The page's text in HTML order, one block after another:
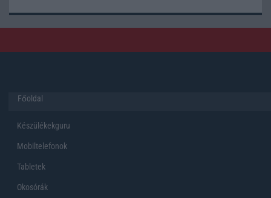
Főoldal
Készülékekguru
Mobiltelefonok
Tabletek
Okosórák